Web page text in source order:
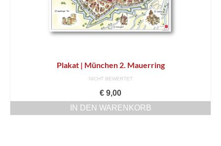
Service
AGB
Widerrufsbelehrung
Bücher
Plakat | München 2. Mauerring
NICHT BEWERTET
€ 9,00
IN DEN WARENKORB